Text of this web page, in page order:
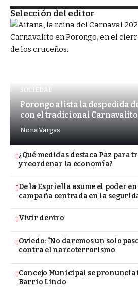
Selección del editor
SOCIEDAD
Porongo alista la despedida
con el tradicional Carnavalito
Nona Vargas
¿Qué medidas destaca Paz para
y reordenar la economía?
De la Espriella asume el poder
campaña centrada en la
Vivir dentro
Oviedo: “No daremos un solo
contra el narcoterrorismo
Concejo Municipal se
Barrio Lindo